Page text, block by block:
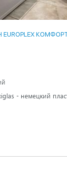
- немецкий